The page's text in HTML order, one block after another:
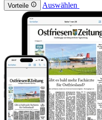
Vorteile Auswählen